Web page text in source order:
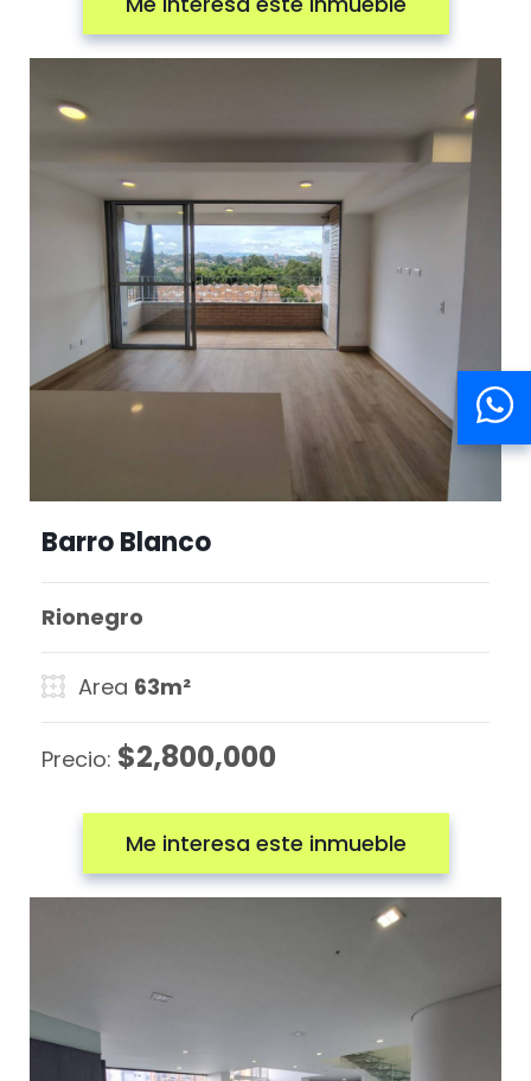
Barro Blanco
Rionegro
Area 63m²
Precio: $2,800,000
Me interesa este inmueble